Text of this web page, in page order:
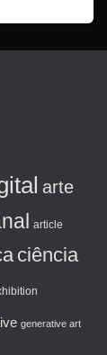
arte
article
ciência
generative art